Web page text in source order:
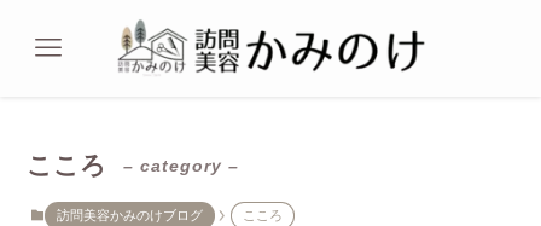
こころ – category –
訪問美容かみのけブログ こころ